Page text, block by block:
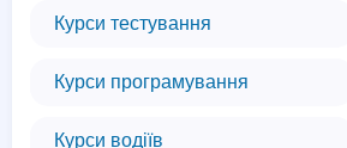
Курси тестування
Курси програмування
Курси водіїв